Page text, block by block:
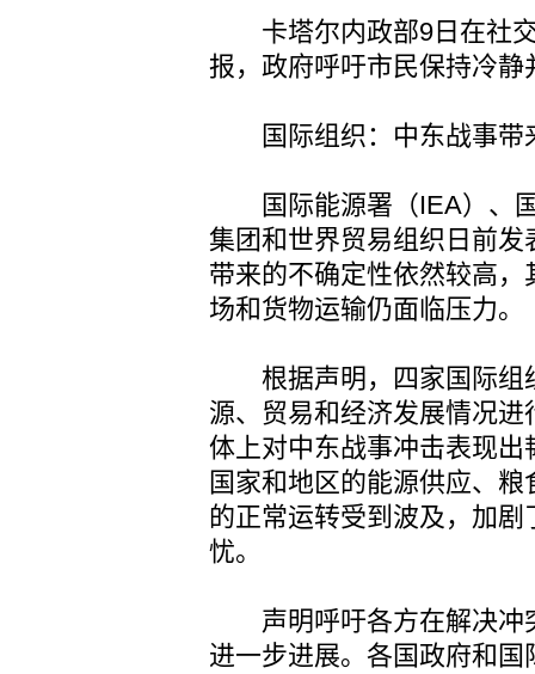
卡塔尔内政部9日在社交
报，政府呼吁市民保持冷
国际组织：中东战事带
国际能源署（IEA）、国
集团和世界贸易组织日前
带来的不确定性依然较高
场和货物运输仍面临压力。
根据声明，四家国际组
源、贸易和经济发展情况
体上对中东战事冲击表现
国家和地区的能源供应、
的正常运转受到波及，加
忧。
声明呼吁各方在解决冲
进一步进展。各国政府和